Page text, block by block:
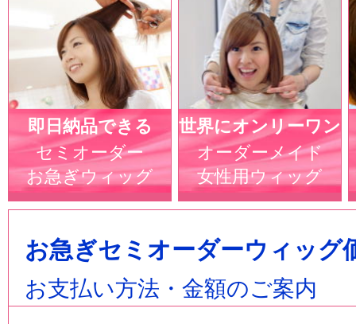
即日納品できる
セミオーダー
お急ぎウィッグ
世界にオンリーワン
オーダーメイド
女性用ウィッグ
お急ぎセミオーダーウィッグ
お支払い方法・金額のご案内